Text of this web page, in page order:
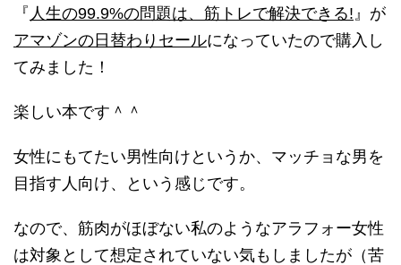
『 人生の99.9%の問題は、筋トレで解決できる!』が
アマゾンの日替わりセールになっていたので購入し
てみました！
楽しい本です＾＾
女性にもてたい男性向けというか、マッチョな男を
目指す人向け、という感じです。
なので、筋肉がほぼない私のようなアラフォー女性
は対象として想定されていない気もしましたが（苦